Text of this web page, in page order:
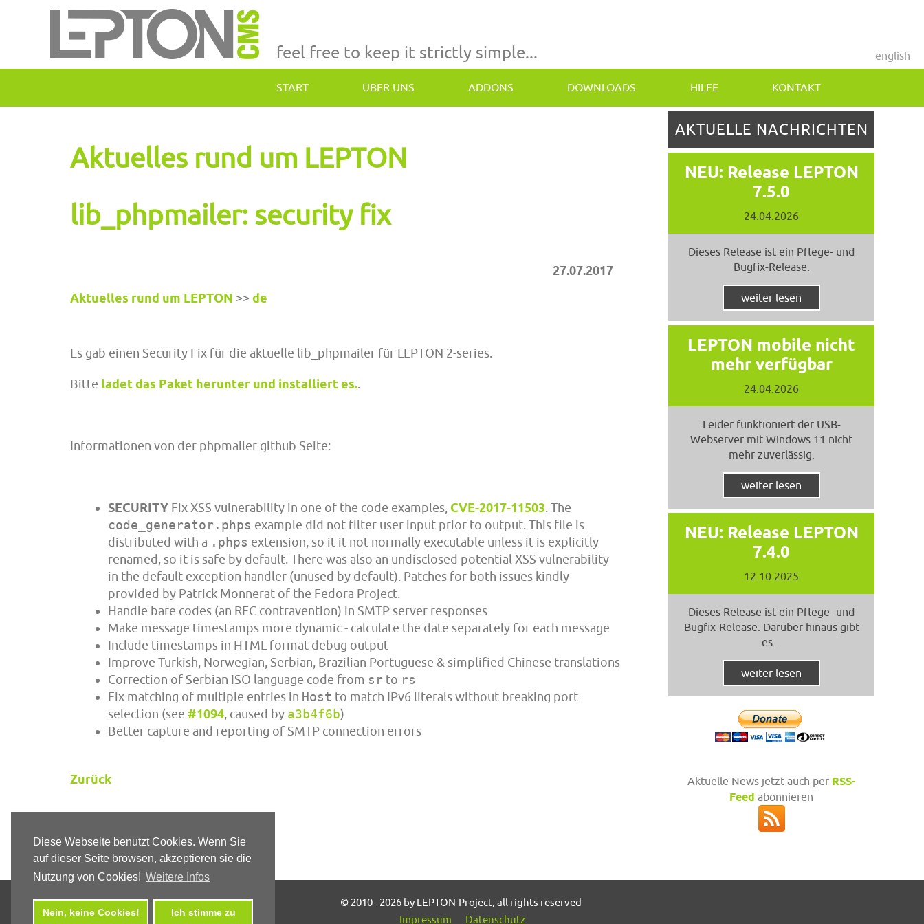
Diese Webseite benutzt Cookies. Wenn Sie
auf dieser Seite browsen, akzeptieren sie die
Nutzung von Cookies! Weitere Infos
Nein, keine Cookies! Ich stimme zu
feel free to keep it strictly simple...
START ÜBER UNS ADDONS DOWNLOADS HILFE KONTAKT
english
Aktuelles rund um LEPTON
lib_phpmailer: security fix
27.07.2017
Aktuelles rund um LEPTON >> de
Es gab einen Security Fix für die aktuelle lib_phpmailer für LEPTON 2-series.
Bitte ladet das Paket herunter und installiert es..
Informationen von der phpmailer github Seite:
SECURITY Fix XSS vulnerability in one of the code examples, CVE-2017-11503. The
code_generator.phps example did not filter user input prior to output. This file is
distributed with a .phps extension, so it it not normally executable unless it is explicitly
renamed, so it is safe by default. There was also an undisclosed potential XSS vulnerability
in the default exception handler (unused by default). Patches for both issues kindly
provided by Patrick Monnerat of the Fedora Project.
Handle bare codes (an RFC contravention) in SMTP server responses
Make message timestamps more dynamic - calculate the date separately for each message
Include timestamps in HTML-format debug output
Improve Turkish, Norwegian, Serbian, Brazilian Portuguese & simplified Chinese translations
Correction of Serbian ISO language code from sr to rs
Fix matching of multiple entries in Host to match IPv6 literals without breaking port
selection (see #1094, caused by a3b4f6b)
Better capture and reporting of SMTP connection errors
Zurück
AKTUELLE NACHRICHTEN
NEU: Release LEPTON
7.5.0
24.04.2026
Dieses Release ist ein Pflege- und
Bugfix-Release.
weiter lesen
LEPTON mobile nicht
mehr verfügbar
24.04.2026
Leider funktioniert der USB-
Webserver mit Windows 11 nicht
mehr zuverlässig.
weiter lesen
NEU: Release LEPTON
7.4.0
12.10.2025
Dieses Release ist ein Pflege- und
Bugfix-Release. Darüber hinaus gibt
es...
weiter lesen
Aktuelle News jetzt auch per RSS-
Feed abonnieren
© 2010 - 2026 by LEPTON-Project, all rights reserved
Impressum
Datenschutz